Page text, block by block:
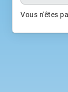
Vous n'êtes